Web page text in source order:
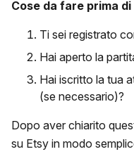
Cose da fare prima
Ti sei registrato
Hai aperto la
Hai iscritto la tua
(se necessario)?
Dopo aver chiarito
su Etsy in modo